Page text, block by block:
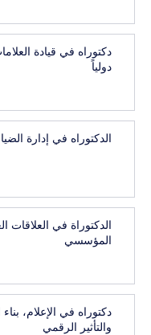
دكتوراه في قيادة
دولياً
الدكتوراه في إدارة
الدكتوراة في العلاقات
المؤسسي
دكتوراه في الإعلام، بناء
والتأثير الرقمي